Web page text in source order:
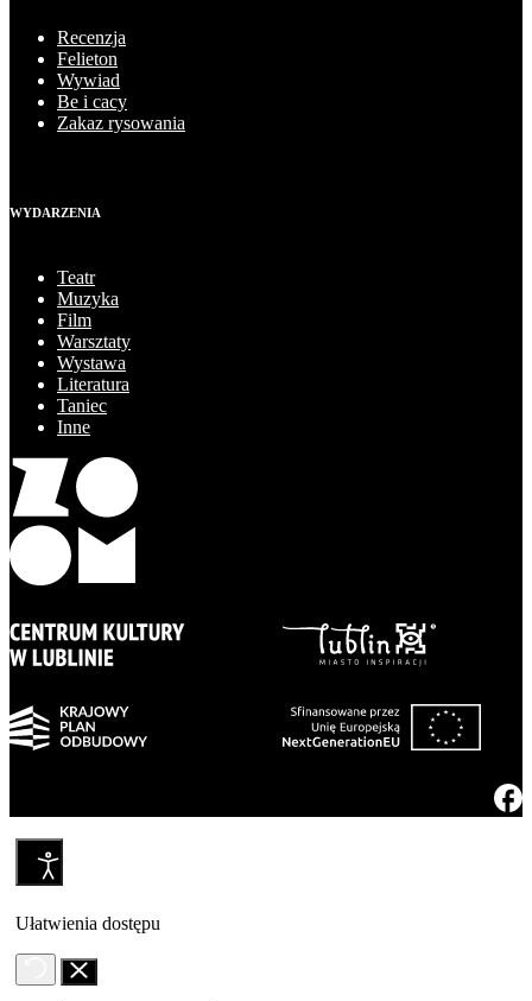
Recenzja
Felieton
Wywiad
Be i cacy
Zakaz rysowania
WYDARZENIA
Teatr
Muzyka
Film
Warsztaty
Wystawa
Literatura
Taniec
Inne
Ułatwienia dostępu